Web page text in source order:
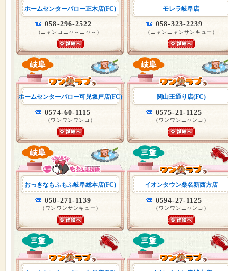
ホームセンターバロー正木店(FC)
058-296-2522
(ニャンコニャ～ニャ～）
モレラ岐阜店
058-323-2239
（ニャンニャンサンキュー）
ホームセンターバロー可児坂戸店(FC)
0574-60-1115
（ワンワンワンコ）
関山王通り店(FC)
0575-21-1125
（ワンワンニャンコ）
おっきなもふもふ岐阜総本店(FC)
058-271-1139
（ワンワンサンキュー）
イオンタウン桑名新西方店
0594-27-1125
（ワンワンニャンコ）